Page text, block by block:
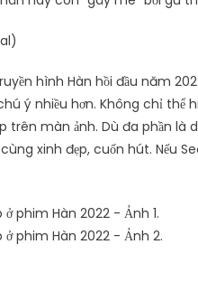
hình Hàn hồi đầu năm
ý nhiều hơn. Không chỉ thể
màn ảnh. Dù đa phần là
xinh đẹp, cuốn hút. Nếu